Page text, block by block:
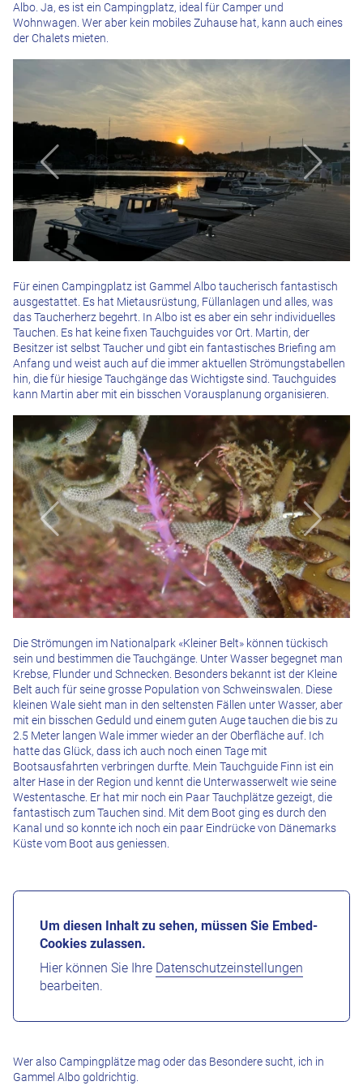
Albo. Ja, es ist ein Campingplatz, ideal für Camper und
Wohnwagen. Wer aber kein mobiles Zuhause hat, kann auch eines
der Chalets mieten.
Für einen Campingplatz ist Gammel Albo taucherisch fantastisch
ausgestattet. Es hat Mietausrüstung, Füllanlagen und alles, was
das Taucherherz begehrt. In Albo ist es aber ein sehr individuelles
Tauchen. Es hat keine fixen Tauchguides vor Ort. Martin, der
Besitzer ist selbst Taucher und gibt ein fantastisches Briefing am
Anfang und weist auch auf die immer aktuellen Strömungstabellen
hin, die für hiesige Tauchgänge das Wichtigste sind. Tauchguides
kann Martin aber mit ein bisschen Vorausplanung organisieren.
Die Strömungen im Nationalpark «Kleiner Belt» können tückisch
sein und bestimmen die Tauchgänge. Unter Wasser begegnet man
Krebse, Flunder und Schnecken. Besonders bekannt ist der Kleine
Belt auch für seine grosse Population von Schweinswalen. Diese
kleinen Wale sieht man in den seltensten Fällen unter Wasser, aber
mit ein bisschen Geduld und einem guten Auge tauchen die bis zu
2.5 Meter langen Wale immer wieder an der Oberfläche auf. Ich
hatte das Glück, dass ich auch noch einen Tage mit
Bootsausfahrten verbringen durfte. Mein Tauchguide Finn ist ein
alter Hase in der Region und kennt die Unterwasserwelt wie seine
Westentasche. Er hat mir noch ein Paar Tauchplätze gezeigt, die
fantastisch zum Tauchen sind. Mit dem Boot ging es durch den
Kanal und so konnte ich noch ein paar Eindrücke von Dänemarks
Küste vom Boot aus geniessen.
Um diesen Inhalt zu sehen, müssen Sie Embed-
Cookies zulassen.
Hier können Sie Ihre Datenschutzeinstellungen
bearbeiten.
Wer also Campingplätze mag oder das Besondere sucht, ich in
Gammel Albo goldrichtig.